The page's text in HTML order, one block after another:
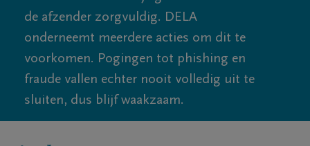
de afzender zorgvuldig. DELA
onderneemt meerdere acties om dit te
voorkomen. Pogingen tot phishing en
fraude vallen echter nooit volledig uit te
sluiten, dus blijf waakzaam.